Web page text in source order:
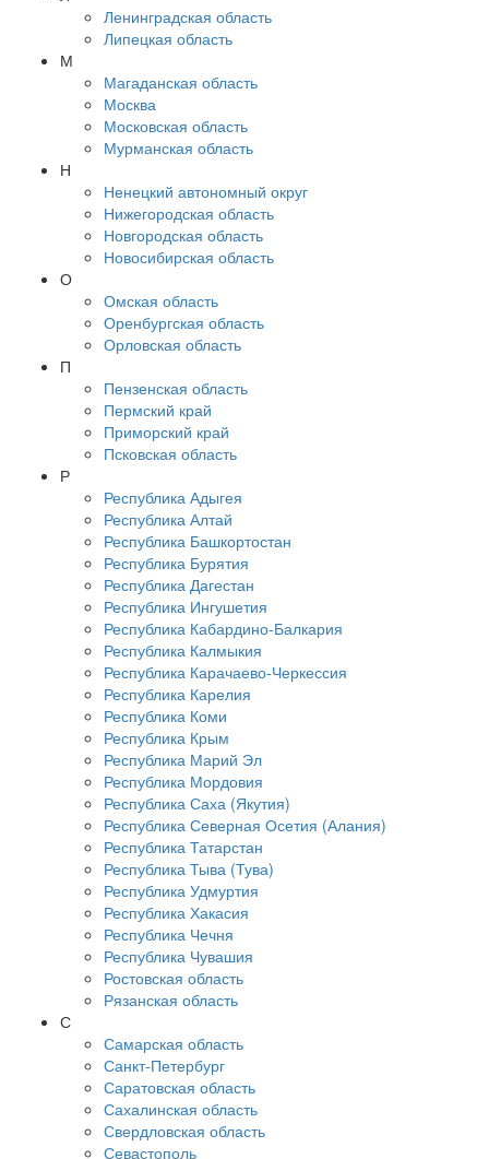
Ленинградская область
Липецкая область
М
Магаданская область
Москва
Московская область
Мурманская область
Н
Ненецкий автономный округ
Нижегородская область
Новгородская область
Новосибирская область
О
Омская область
Оренбургская область
Орловская область
П
Пензенская область
Пермский край
Приморский край
Псковская область
Р
Республика Адыгея
Республика Алтай
Республика Башкортостан
Республика Бурятия
Республика Дагестан
Республика Ингушетия
Республика Кабардино-Балкария
Республика Калмыкия
Республика Карачаево-Черкессия
Республика Карелия
Республика Коми
Республика Крым
Республика Марий Эл
Республика Мордовия
Республика Саха (Якутия)
Республика Северная Осетия (Алания)
Республика Татарстан
Республика Тыва (Тува)
Республика Удмуртия
Республика Хакасия
Республика Чечня
Республика Чувашия
Ростовская область
Рязанская область
С
Самарская область
Санкт-Петербург
Саратовская область
Сахалинская область
Свердловская область
Севастополь